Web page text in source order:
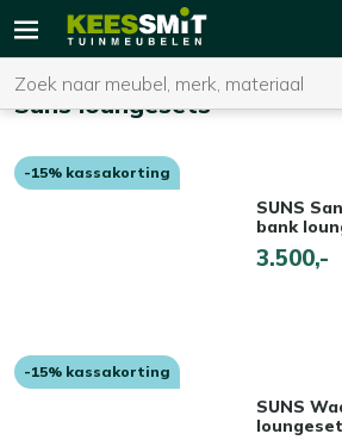
Kees
Tuinmeubelen
Zoeken
U heeft geen product(en) in uw
15% kassakorting op de
Suns loungesets
-15% kassakorting
SUNS
bank
3.500,-
-15% kassakorting
SUNS